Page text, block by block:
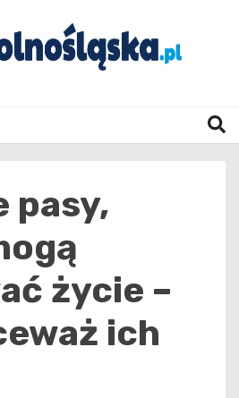
pasy,
życie –
ich